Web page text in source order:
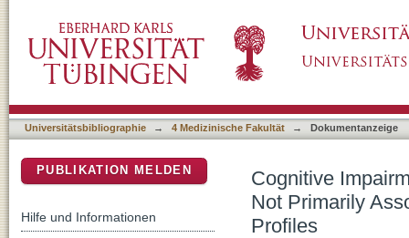
Cerebrospinal Fluid Abeta and Tau Profiles
Universitätsbibliographie → 4 Medizinische Fakultät → Dokumentanzeige
Cognitive
Not Primarily
Profiles
PUBLIKATION MELDEN
Hilfe und Informationen